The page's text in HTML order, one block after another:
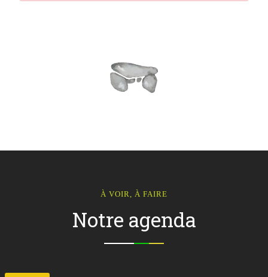
À VOIR, À FAIRE
Notre agenda